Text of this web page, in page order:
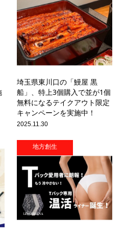
埼玉県東川口の「鰻屋 黒
船」、特上3個購入で並が1個
無料になるテイクアウト限定
キャンペーンを実施中！
2025.11.30
地方創生